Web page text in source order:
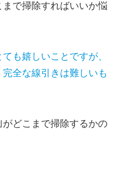
で掃除すればいいか悩
も嬉しいことですが、
全な線引きは難しいも
がどこまで掃除するかの